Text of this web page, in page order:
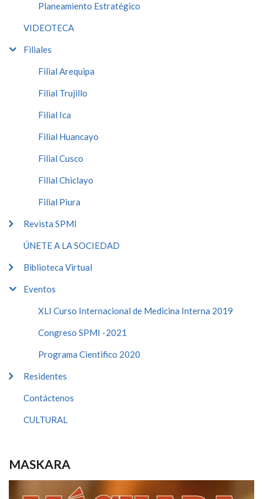
Planeamiento Estratégico
VIDEOTECA
Filiales
Filial Arequipa
Filial Trujillo
Filial Ica
Filial Huancayo
Filial Cusco
Filial Chiclayo
Filial Piura
Revista SPMI
ÚNETE A LA SOCIEDAD
Biblioteca Virtual
Eventos
XLI Curso Internacional de Medicina Interna 2019
Congreso SPMI -2021
Programa Cientifico 2020
Residentes
Contáctenos
CULTURAL
MASKARA